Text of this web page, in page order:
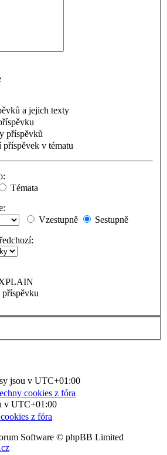
a jejich texty
příspěvků
příspěvek v tématu
Témata
Vzestupně
Sestupně
příspěvku
jsou v UTC+01:00
cookies z fóra
v UTC+01:00
z fóra
Software © phpBB Limited